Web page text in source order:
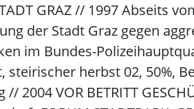
GRAZ // 1997 Abseits
der Stadt Graz gegen
im Bundes-
steirischer herbst 02, 50%,
VOR BETRITT